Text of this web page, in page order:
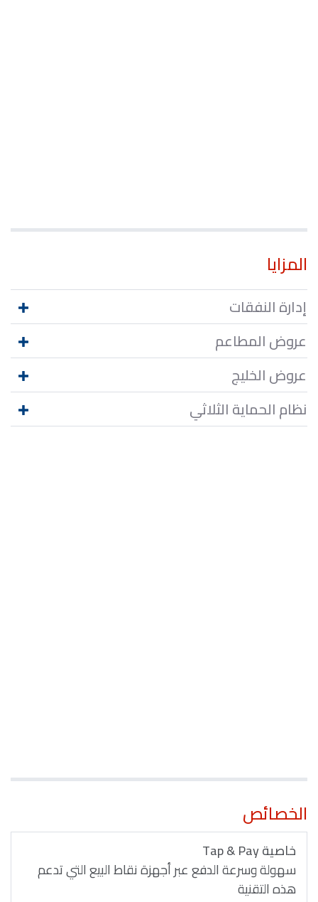
المزايا
إدارة النفقات
عروض المطاعم
عروض الخليج
نظام الحماية الثلاثي
الخصائص
خاصية Tap & Pay
سهولة وسرعة الدفع عبر أجهزة نقاط البيع التي تدعم
هذه التقنية